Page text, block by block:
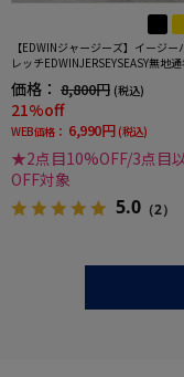
【EDWINジャージーズ】イージー
レッチEDWINJERSEYSEASY無地
価格： 8,800円 (税込)
21%off
WEB価格： 6,990円 (税込)
★2点目10%OFF/3点目
OFF対象
5.0 （2）